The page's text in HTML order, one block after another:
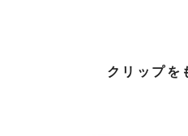
クリップを